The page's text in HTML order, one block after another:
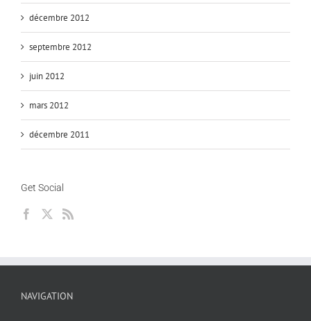
décembre 2012
septembre 2012
juin 2012
mars 2012
décembre 2011
Get Social
NAVIGATION